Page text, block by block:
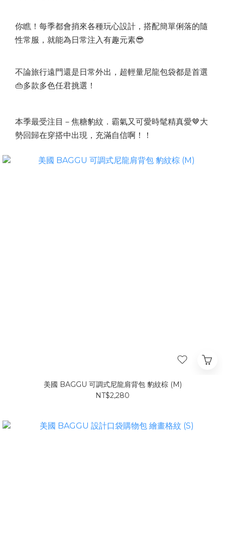
你瞧！每季都會捎來各種玩心設計，搭配簡單俐落的隨
性常服，就能為日常注入有趣元素😎
不論旅行遠門還是日常外出，超輕量尼龍包袋都是首選
👜多款多色任君挑選！
本季最受注目－焦糖豹紋．霸氣又可愛時髦精真愛🤎大
勢回歸在穿搭中出現，充滿自信啊！！
美國 BAGGU 可調式尼龍肩背包 豹紋棕 (M)
NT$2,280